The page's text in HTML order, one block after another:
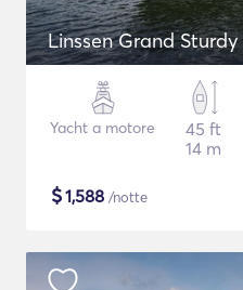
Linssen Grand
Yacht a motore
45 ft
14 m
$1,588 /notte